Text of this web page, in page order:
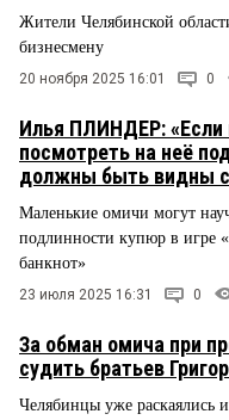
Жители Челябинской
бизнесмену
20 ноября 2025 16:01 0
Илья ПЛИНДЕР: «Если
посмотреть на неё
должны быть видны
Маленькие омичи могут
подлинности купюр в игре
банкнот»
23 июля 2025 16:31 0
За обман омича при
судить братьев
Челябинцы уже раскаялись